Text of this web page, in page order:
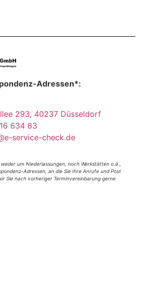
Adressen*:
293, 40237 Düsseldorf
634 83
service-check.de
um Niederlassungen, noch Werkstätten o.ä.,
Adressen, an die Sie Ihre Anrufe und Post
Sie nach vorheriger Terminvereinbarung gerne